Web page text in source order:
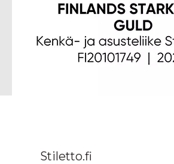
Stiletto.fi